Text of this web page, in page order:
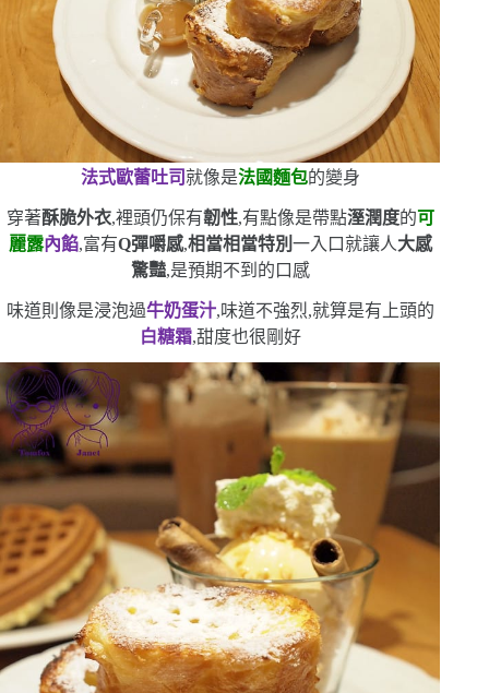
法式歐蕾吐司就像是法國麵包的變身
穿著酥脆外衣,裡頭仍保有韌性,有點像是帶點溼潤度的可
麗露內餡,富有Q彈嚼感,相當相當特別 一入口就讓人大感
驚豔,是預期不到的口感
味道則像是浸泡過牛奶蛋汁,味道不強烈,就算是有上頭的
白糖霜,甜度也很剛好